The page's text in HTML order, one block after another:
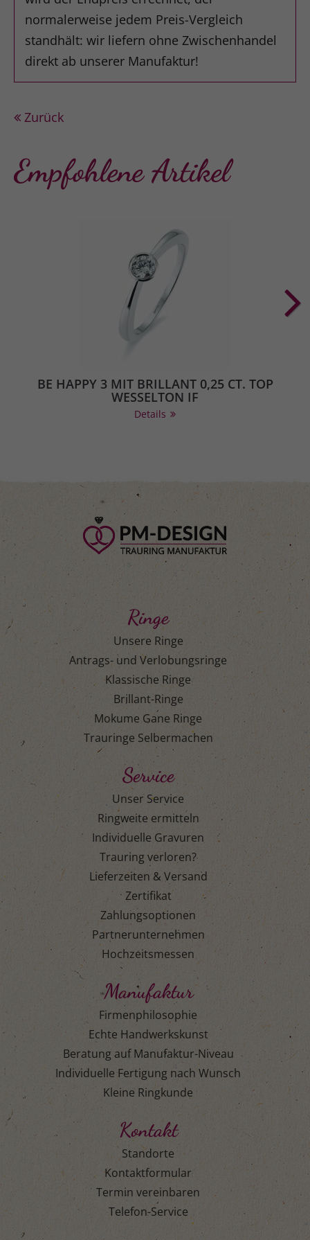
normalerweise jedem Preis-Vergleich
standhält: wir liefern ohne Zwischenhandel
direkt ab unserer Manufaktur!
Zurück
Empfohlene Artikel
BE HAPPY 3 MIT BRILLANT 0,25 CT. TOP
WESSELTON IF
Details
Ringe
Unsere Ringe
Antrags- und Verlobungsringe
Klassische Ringe
Brillant-Ringe
Mokume Gane Ringe
Trauringe Selbermachen
Service
Unser Service
Ringweite ermitteln
Individuelle Gravuren
Trauring verloren?
Lieferzeiten & Versand
Zertifikat
Zahlungsoptionen
Partnerunternehmen
Hochzeitsmessen
Manufaktur
Firmenphilosophie
Echte Handwerkskunst
Beratung auf Manufaktur-Niveau
Individuelle Fertigung nach Wunsch
Kleine Ringkunde
Kontakt
Standorte
Kontaktformular
Termin vereinbaren
Telefon-Service